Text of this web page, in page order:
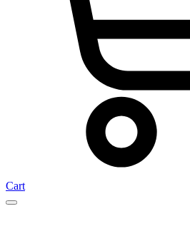
Cart